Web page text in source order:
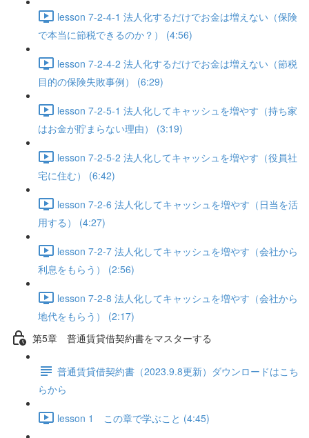
lesson 7-2-4-1 法人化するだけでお金は増えない（保険
で本当に節税できるのか？） (4:56)
lesson 7-2-4-2 法人化するだけでお金は増えない（節税
目的の保険失敗事例） (6:29)
lesson 7-2-5-1 法人化してキャッシュを増やす（持ち家
はお金が貯まらない理由） (3:19)
lesson 7-2-5-2 法人化してキャッシュを増やす（役員社
宅に住む） (6:42)
lesson 7-2-6 法人化してキャッシュを増やす（日当を活
用する） (4:27)
lesson 7-2-7 法人化してキャッシュを増やす（会社から
利息をもらう） (2:56)
lesson 7-2-8 法人化してキャッシュを増やす（会社から
地代をもらう） (2:17)
第5章 普通賃貸借契約書をマスターする
普通賃貸借契約書（2023.9.8更新）ダウンロードはこち
らから
lesson 1 この章で学ぶこと (4:45)